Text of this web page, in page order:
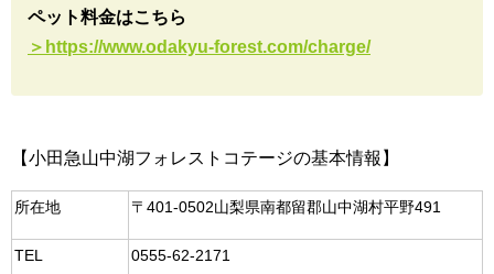
ペット料金はこちら
＞https://www.odakyu-forest.com/charge/
【小田急山中湖フォレストコテージの基本情報】
所在地 〒401-0502山梨県南都留郡山中湖村平野491
TEL 0555-62-2171